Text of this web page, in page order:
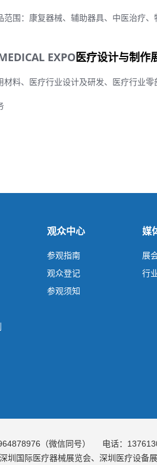
范围：康复器械、辅助器具、中医治疗
EXPO医疗设计与制作
材料、医疗行业设计及研发、医疗行业
观众中心
参观指南
观众登记
参观须知
媒
展
行
（微信同号） 电话：
圳国际医疗器械展览会、深圳医疗设